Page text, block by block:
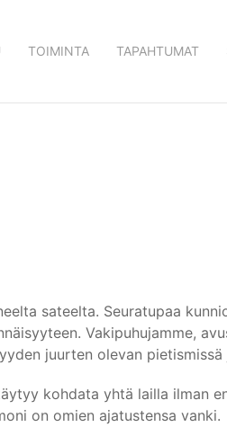
TOIMINTA TAPAHTUMAT
sateelta. Seuratupaa
Vakipuhujamme,
juurten olevan pietismissä
kohdata yhtä lailla ilman
on omien ajatustensa vanki.